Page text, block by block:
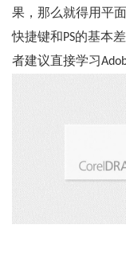
果，那么就得用平
快捷键和PS的基本
者建议直接学习